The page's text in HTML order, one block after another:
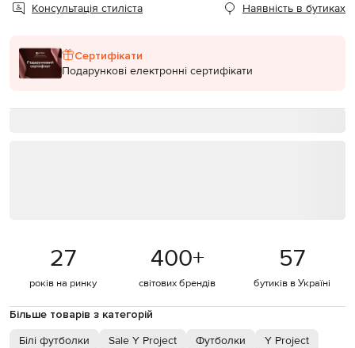
Консультація стиліста Наявність в бутиках
Сертифікати
Подарункові електронні сертифікати
27
років на ринку
400+
світових брендів
57
бутиків в Україні
Більше товарів з категорій
Білі футболки Sale Y Project Футболки Y Project